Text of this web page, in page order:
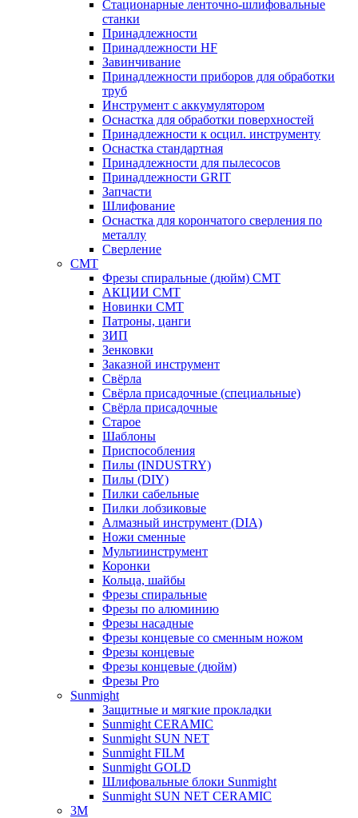
Стационарные ленточно-шлифовальные
станки
Принадлежности
Принадлежности HF
Завинчивание
Принадлежности приборов для обработки
труб
Инструмент с аккумулятором
Оснастка для обработки поверхностей
Принадлежности к осцил. инструменту
Оснастка стандартная
Принадлежности для пылесосов
Принадлежности GRIT
Запчасти
Шлифование
Оснастка для корончатого сверления по
металлу
Сверление
CMT
Фрезы спиральные (дюйм) СМТ
АКЦИИ СМТ
Новинки CMT
Патроны, цанги
ЗИП
Зенковки
Заказной инструмент
Свёрла
Свёрла присадочные (специальные)
Свёрла присадочные
Старое
Шаблоны
Приспособления
Пилы (INDUSTRY)
Пилы (DIY)
Пилки сабельные
Пилки лобзиковые
Алмазный инструмент (DIA)
Ножи сменные
Мультиинструмент
Коронки
Кольца, шайбы
Фрезы спиральные
Фрезы по алюминию
Фрезы насадные
Фрезы концевые со сменным ножом
Фрезы концевые
Фрезы концевые (дюйм)
Фрезы Pro
Sunmight
Защитные и мягкие прокладки
Sunmight CERAMIC
Sunmight SUN NET
Sunmight FILM
Sunmight GOLD
Шлифовальные блоки Sunmight
Sunmight SUN NET CERAMIC
3M